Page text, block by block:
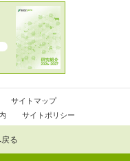
サイトマップ
サイトポリシー
る